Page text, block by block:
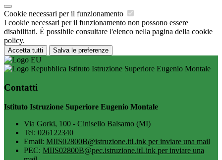
Cookie necessari per il funzionamento
I cookie necessari per il funzionamento non possono essere
disabilitati. È possibile consultare l'elenco nella pagina della cookie
policy.
Accetta tutti Salva le preferenze
Istituto Istruzione Superiore Eugenio Montale
Contatti
Istituto Istruzione Superiore Eugenio Montale
Via Gorki, 100 - Cinisello Balsamo (MI)
Tel: 026122340
Email: MIIS02800B@istruzione.itLink per inviare una mail
PEC: MIIS02800B@pec.istruzione.itLink per inviare una